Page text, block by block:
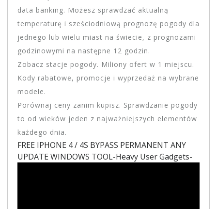
data banking. Możesz sprawdzać aktualną
temperaturę i sześciodniową prognozę pogody dla
jednego lub wielu miast na świecie, z prognozami
godzinowymi na następne 12 godzin.
Zobacz stacje pogody. Miliony ofert w 1 miejscu.
Kody rabatowe, promocje i wyprzedaż na wybrane
modele.
Porównaj ceny zanim kupisz. Sprawdzanie pogody
to od wieków jeden z najważniejszych elementów
każdego dnia.
FREE IPHONE 4 / 4S BYPASS PERMANENT ANY
UPDATE WINDOWS TOOL-Heavy User Gadgets-